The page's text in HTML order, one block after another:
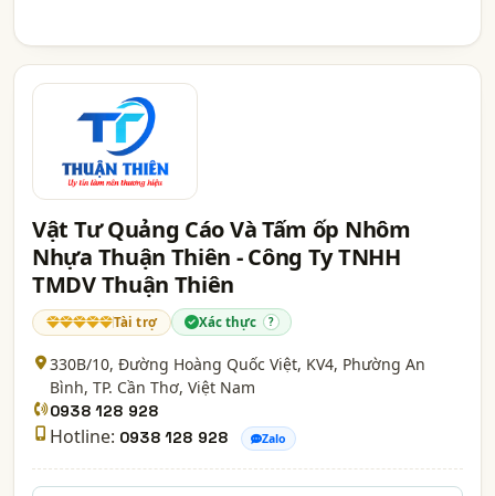
Vật Tư Quảng Cáo Và Tấm ốp Nhôm
Nhựa Thuận Thiên - Công Ty TNHH
TMDV Thuận Thiên
Tài trợ Xác thực ?
330B/10, Đường Hoàng Quốc Việt, KV4, Phường An
Bình, TP. Cần Thơ, Việt Nam
0938 128 928
Hotline: 0938 128 928 Zalo